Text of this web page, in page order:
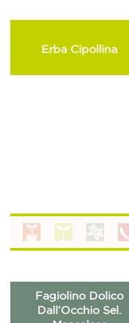
Erba Cipollina
Fagiolino Dolico
Dall’Occhio Sel.